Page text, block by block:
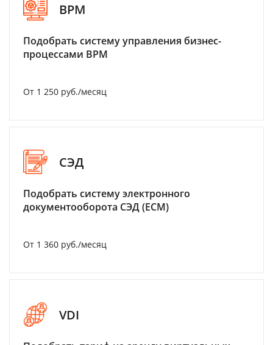
BPM
Подобрать систему управления бизнес-
процессами BPM
От 1 250 руб./месяц
СЭД
Подобрать систему электронного
документооборота СЭД (ECM)
От 1 360 руб./месяц
VDI